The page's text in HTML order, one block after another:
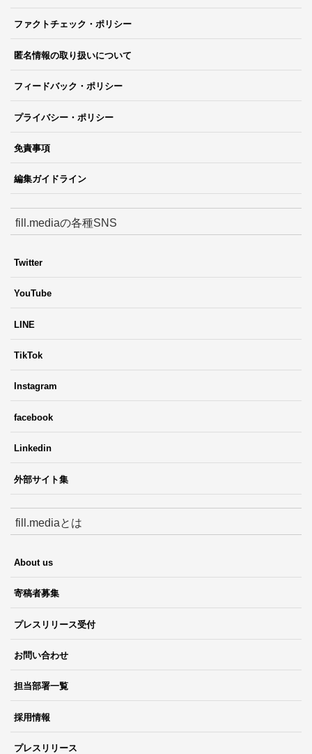
ファクトチェック・ポリシー
匿名情報の取り扱いについて
フィードバック・ポリシー
プライバシー・ポリシー
免責事項
編集ガイドライン
fill.mediaの各種SNS
Twitter
YouTube
LINE
TikTok
Instagram
facebook
Linkedin
外部サイト集
fill.mediaとは
About us
寄稿者募集
プレスリリース受付
お問い合わせ
担当部署一覧
採用情報
プレスリリース